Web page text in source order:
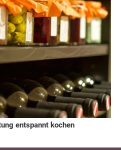
entspannt kochen